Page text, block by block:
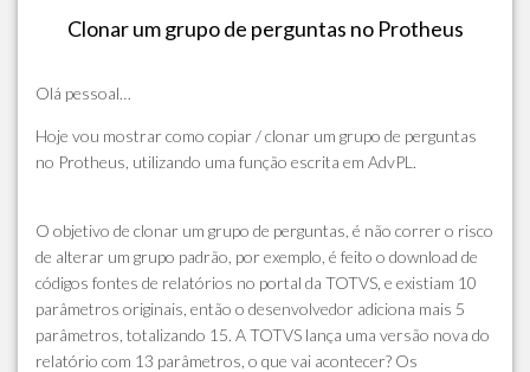
Clonar um grupo de perguntas no Protheus
Olá pessoal…
Hoje vou mostrar como copiar / clonar um grupo de perguntas
no Protheus, utilizando uma função escrita em AdvPL.
O objetivo de clonar um grupo de perguntas, é não correr o risco
de alterar um grupo padrão, por exemplo, é feito o download de
códigos fontes de relatórios no portal da TOTVS, e existiam 10
parâmetros originais, então o desenvolvedor adiciona mais 5
parâmetros, totalizando 15. A TOTVS lança uma versão nova do
relatório com 13 parâmetros, o que vai acontecer? Os